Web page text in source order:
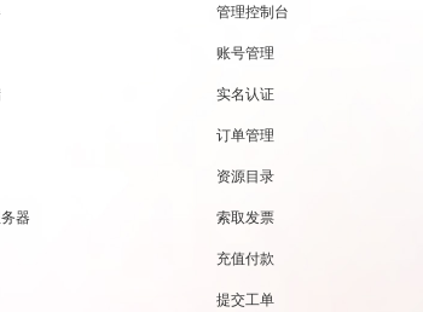
器
管理控制台
账号管理
实名认证
订单管理
资源目录
索取发票
充值付款
提交工单